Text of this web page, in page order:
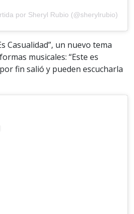
por Sheryl Rubio (@sherylrubio)
Casualidad”, un nuevo tema
musicales: “Este es
fin salió y pueden escucharla